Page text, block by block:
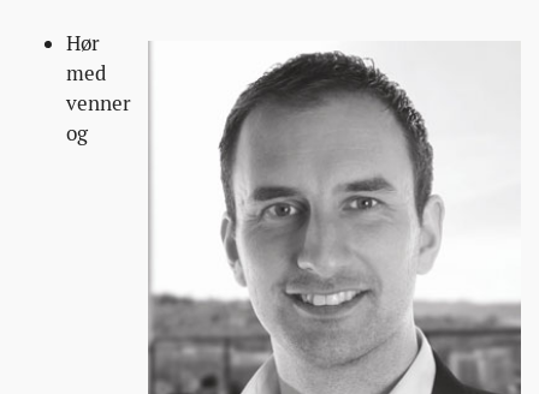
Hør
med
venner
og